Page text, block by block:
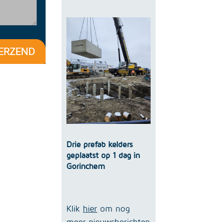
Drie prefab kelders
geplaatst op 1 dag in
Gorinchem
Klik hier om nog